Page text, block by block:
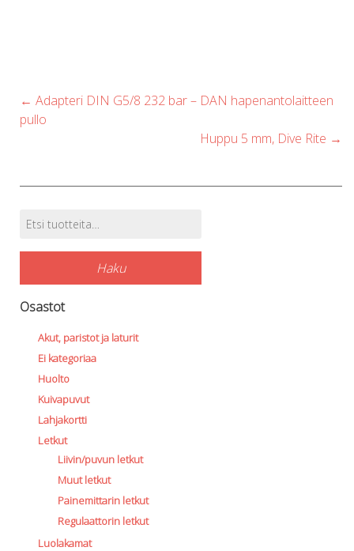
Post
navigation
← Adapteri DIN G5/8 232 bar – DAN hapenantolaitteen
pullo
Huppu 5 mm, Dive Rite →
Tuotehaku
Etsi:
Haku
Osastot
Akut, paristot ja laturit
Ei kategoriaa
Huolto
Kuivapuvut
Lahjakortti
Letkut
Liivin/puvun letkut
Muut letkut
Painemittarin letkut
Regulaattorin letkut
Luolakamat